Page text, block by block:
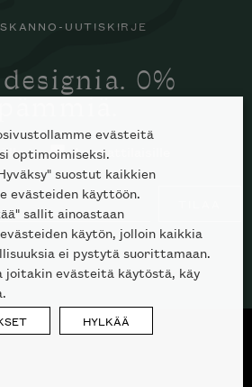
UUTISKIRJE
designia. 0%
Ammattilaisille
evästeitä
optimoimiseksi.
suostut kaikkien
evästeiden käyttöön.
sallit ainoastaan
käytön, jolloin kaikkia
ei pystytä suorittamaan.
joitakin evästeitä käytöstä, käy
HYLKÄÄ